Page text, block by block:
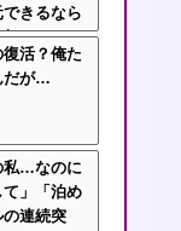
きるなら
きで」と
復活？俺た
だが…
私…なのに
」「泊め
連続突